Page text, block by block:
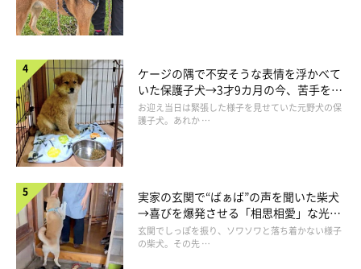
ケージの隅で不安そうな表情を浮かべて
いた保護子犬→3才9カ月の今、苦手を克
服し頼もしいコに成長！
お迎え当日は緊張した様子を見せていた元野犬の保
護子犬。あれか …
実家の玄関で“ばぁば”の声を聞いた柴犬
→喜びを爆発させる「相思相愛」な光景
にほっこり
玄関でしっぽを振り、ソワソワと落ち着かない様子
の柴犬。その先 …